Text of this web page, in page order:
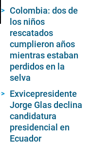
Colombia: dos de
los niños
rescatados
cumplieron años
mientras estaban
perdidos en la
selva
Exvicepresidente
Jorge Glas declina
candidatura
presidencial en
Ecuador